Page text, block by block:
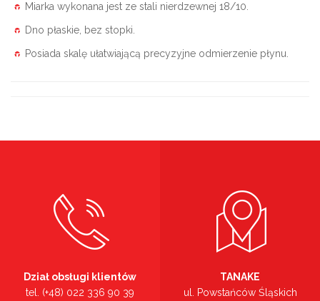
Miarka wykonana jest ze stali nierdzewnej 18/10.
Dno płaskie, bez stopki.
Posiada skalę ułatwiającą precyzyjne odmierzenie płynu.
Dział obsługi klientów
tel. (+48) 022 336 90 39
TANAKE
ul. Powstańców Śląskich